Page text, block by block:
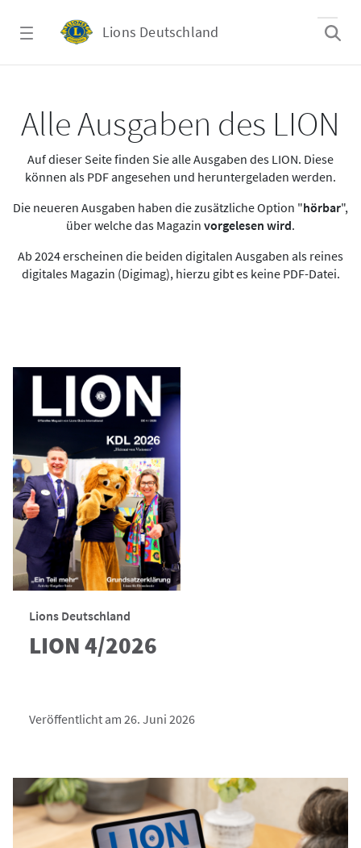
Lions Deutschland
Alle Ausgaben des LION
Auf dieser Seite finden Sie alle Ausgaben des LION. Diese
können als PDF angesehen und heruntergeladen werden.
Die neueren Ausgaben haben die zusätzliche Option "hörbar",
über welche das Magazin vorgelesen wird.
Ab 2024 erscheinen die beiden digitalen Ausgaben als reines
digitales Magazin (Digimag), hierzu gibt es keine PDF-Datei.
Lions Deutschland
LION 4/2026
Veröffentlicht am 26. Juni 2026